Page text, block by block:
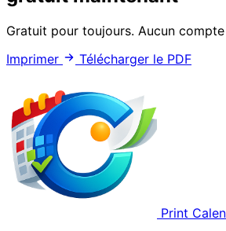
Gratuit pour toujours. Aucun
Imprimer
Télécharger le PDF
Print